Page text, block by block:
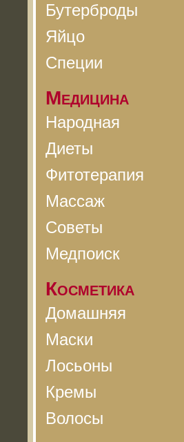
Бутерброды
Яйцо
Специи
Медицина
Народная
Диеты
Фитотерапия
Массаж
Советы
Медпоиск
Косметика
Домашняя
Маски
Лосьоны
Кремы
Волосы